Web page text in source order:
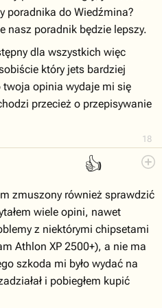
18
poradnika do Wiedźmina?
nasz poradnik będzie lepszy.
dla wszystkich więc
który jets bardziej
twoja opinia wydaje mi się
przecież o przepisywanie
👍
zmuszony również sprawdzić
wiele opini, nawet
z niektórymi chipsetami
Athlon XP 2500+), a nie ma
szkoda mi było wydać na
i pobiegłem kupić